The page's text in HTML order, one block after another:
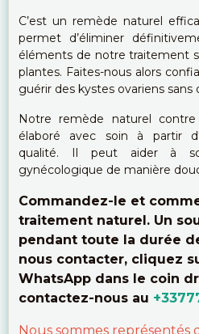
C’est un remède naturel
permet d’éliminer
éléments de notre traitement
plantes. Faites-nous alors
guérir des kystes ovariens sans
Notre remède naturel
élaboré avec soin à partir
qualité. Il peut aider à
gynécologique de manière
Commandez-le et
traitement naturel. Un
pendant toute la durée
nous contacter, cliquez
WhatsApp dans le coin
contactez-nous au
Nous sommes représentés